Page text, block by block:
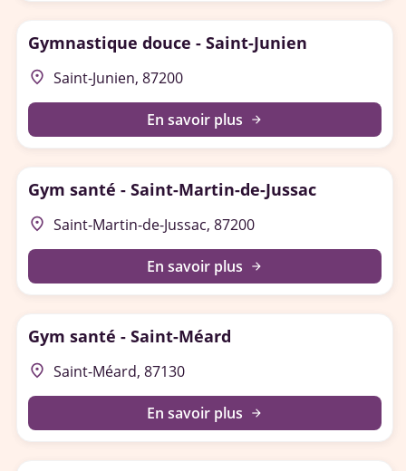
Gymnastique douce - Saint-Junien
place Saint-Junien, 87200
En savoir plus arrow_forward
Gym santé - Saint-Martin-de-Jussac
place Saint-Martin-de-Jussac, 87200
En savoir plus arrow_forward
Gym santé - Saint-Méard
place Saint-Méard, 87130
En savoir plus arrow_forward